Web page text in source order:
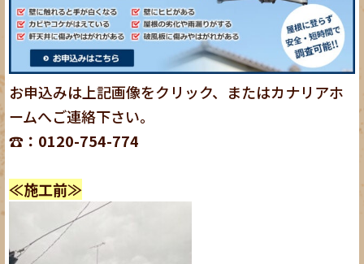
お申込みは上記画像をクリック、またはカナリアホ
ームへご連絡下さい。
☎：0120-754-774
≪施工前≫